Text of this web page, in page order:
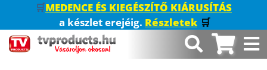
🛒MEDENCE ÉS KIEGÉSZÍTŐ KIÁRUSÍTÁS
a készlet erejéig. Részletek 🛒